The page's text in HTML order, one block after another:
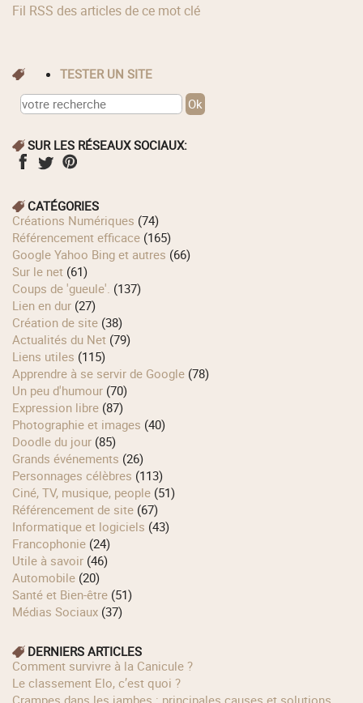
Fil RSS des articles de ce mot clé
TESTER UN SITE
SUR LES RÉSEAUX SOCIAUX:
CATÉGORIES
Créations Numériques (74)
Référencement efficace (165)
Google Yahoo Bing et autres (66)
Sur le net (61)
Coups de 'gueule'. (137)
Lien en dur (27)
Création de site (38)
Actualités du Net (79)
Liens utiles (115)
Apprendre à se servir de Google (78)
Un peu d'humour (70)
Expression libre (87)
Photographie et images (40)
Doodle du jour (85)
Grands événements (26)
Personnages célèbres (113)
Ciné, TV, musique, people (51)
Référencement de site (67)
Informatique et logiciels (43)
Francophonie (24)
Utile à savoir (46)
Automobile (20)
Santé et Bien-être (51)
Médias Sociaux (37)
DERNIERS ARTICLES
Comment survivre à la Canicule ?
Le classement Elo, c’est quoi ?
Crampes dans les jambes : principales causes et solutions